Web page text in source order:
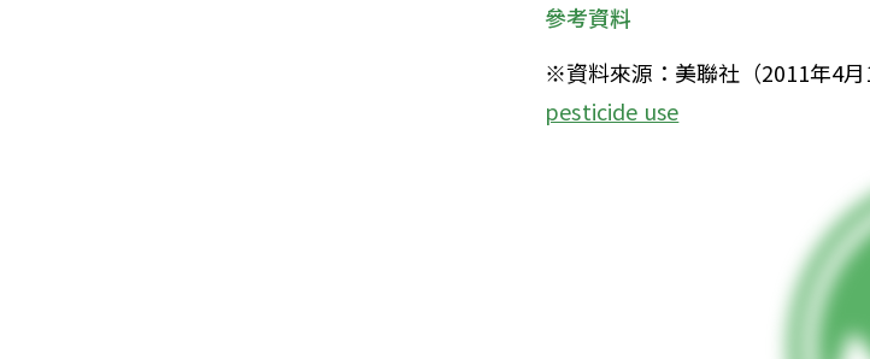
參考資料
※資料來源：美聯社（2011年4月
pesticide use